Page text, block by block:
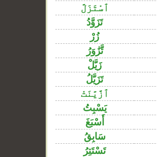
ٱسْتَزَلَّ
تَزَوَّدُ
زُرْ
تَّزَٰوَرُ
زَيَّلْ
تَزَيَّلُ
ٱزَّيَّنَتْ
يَسْبِتُ
أَسْبَغَ
سَابِقُ
تَسْتَتِرُ